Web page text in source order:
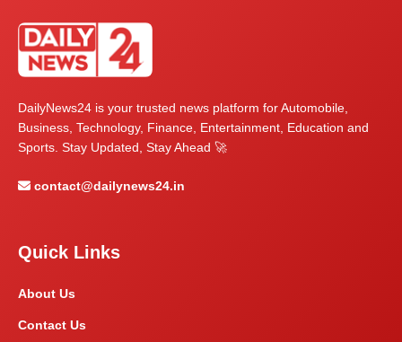
DailyNews24 is your trusted news platform for Automobile,
Business, Technology, Finance, Entertainment, Education and
Sports. Stay Updated, Stay Ahead 🚀
contact@dailynews24.in
Quick Links
About Us
Contact Us